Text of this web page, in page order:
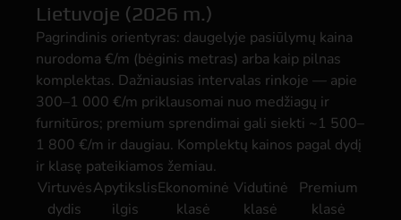
Lietuvoje (2026 m.)
Pagrindinis orientyras: daugelyje pasiūlymų kaina
nurodoma €/m (bėginis metras) arba kaip pilnas
komplektas. Dažniausias intervalas rinkoje — apie
300–1 000 €/m priklausomai nuo medžiagų ir
furnitūros; premium sprendimai gali siekti ~1 500–
1 800 €/m ir daugiau. Komplektų kainos pagal dydį
ir klasę pateikiamos žemiau.
Virtuvės
dydis
Apytikslis
ilgis
Ekonominė
klasė
Vidutinė
klasė
Premium
klasė